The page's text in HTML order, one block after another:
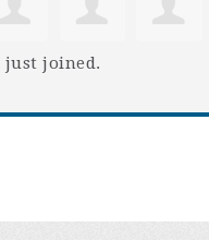
just joined.